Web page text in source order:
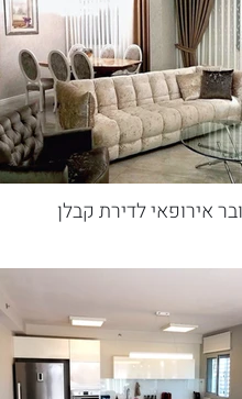
אירופאי לדירת קבלן